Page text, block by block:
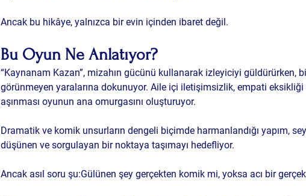
Ancak bu hikâye, yalnızca bir evin içinden ibaret değil.
Bu Oyun Ne Anlatıyor?
“Kaynanam Kazan”, mizahın gücünü kullanarak izleyiciyi güldürürken,
görünmeyen yaralarına dokunuyor. Aile içi iletişimsizlik, empati
aşınması oyunun ana omurgasını oluşturuyor.
Dramatik ve komik unsurların dengeli biçimde harmanlandığı yapım,
düşünen ve sorgulayan bir noktaya taşımayı hedefliyor.
Ancak asıl soru şu:Gülünen şey gerçekten komik mi, yoksa acı bir